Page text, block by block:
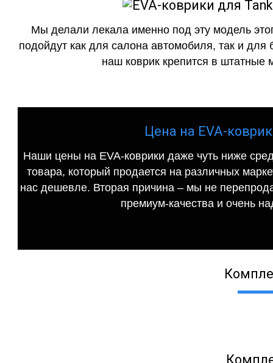
Мы делали лекала именно под эту модель
подойдут как для салона автомобиля, так и для
наш коврик крепится в штатные
Цена на EVA-
Наши цены на EVA-коврики даже чуть ниже
товара, который продается на различных
нас дешевле. Вторая причина – мы не
премиум-качества и очень